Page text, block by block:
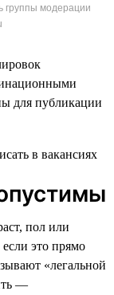
группы модерации
для публикации
пол или
это прямо
«легальной
—